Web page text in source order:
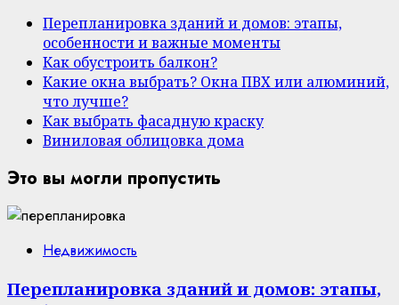
Перепланировка зданий и домов: этапы,
особенности и важные моменты
Как обустроить балкон?
Какие окна выбрать? Окна ПВХ или алюминий,
что лучше?
Как выбрать фасадную краску
Виниловая облицовка дома
Это вы могли пропустить
Недвижимость
Перепланировка зданий и домов: этапы,